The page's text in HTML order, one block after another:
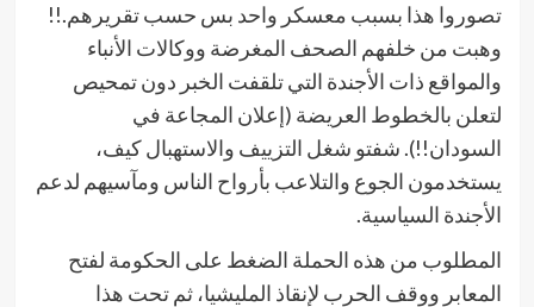
تصوروا هذا بسبب معسكر واحد بس حسب تقريرهم.!!
وهبت من خلفهم الصحف المغرضة ووكالات الأنباء
والمواقع ذات الأجندة التي تلقفت الخبر دون تمحيص
لتعلن بالخطوط العريضة (إعلان المجاعة في
السودان!!). شفتو شغل التزييف والاستهبال كيف،
يستخدمون الجوع والتلاعب بأرواح الناس ومآسيهم لدعم
الأجندة السياسية.
المطلوب من هذه الحملة الضغط على الحكومة لفتح
المعابر ووقف الحرب لإنقاذ المليشيا، ثم تحت هذا